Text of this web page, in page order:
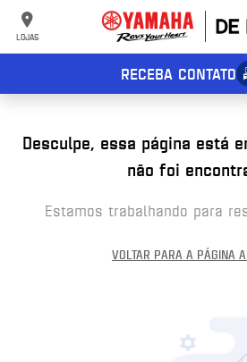
LOJAS
RECEBA CONTATO
Desculpe, essa página está
não foi
Estamos trabalhando para
VOLTAR PARA A PÁGINA